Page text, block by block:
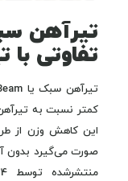
تیرآهن
تفاوتی با
این کاهش وزن از
صورت می‌گیرد بدون